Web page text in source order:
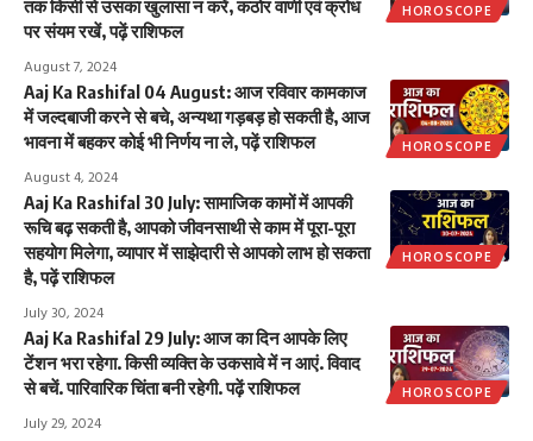
HOROSCOPE
तक किसी से उसका खुलासा न करें, कठोर वाणी एवं क्रोध
पर संयम रखें, पढ़ें राशिफल
August 7, 2024
HOROSCOPE
Aaj Ka Rashifal 04 August: आज रविवार कामकाज
में जल्दबाजी करने से बचे, अन्यथा गड़बड़ हो सकती है, आज
भावना में बहकर कोई भी निर्णय ना ले, पढ़ें राशिफल
August 4, 2024
HOROSCOPE
Aaj Ka Rashifal 30 July: सामाजिक कामों में आपकी
रूचि बढ़ सकती है, आपको जीवनसाथी से काम में पूरा-पूरा
सहयोग मिलेगा, व्यापार में साझेदारी से आपको लाभ हो सकता
है, पढ़ें राशिफल
July 30, 2024
HOROSCOPE
Aaj Ka Rashifal 29 July: आज का दिन आपके लिए
टेंशन भरा रहेगा. किसी व्यक्ति के उकसावे में न आएं. विवाद
से बचें. पारिवारिक चिंता बनी रहेगी. पढ़ें राशिफल
July 29, 2024